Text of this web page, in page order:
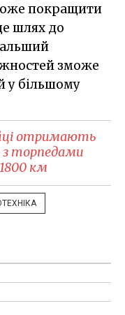
покращити
шлях до
зможе
у більшому
отримають
торпедами
км